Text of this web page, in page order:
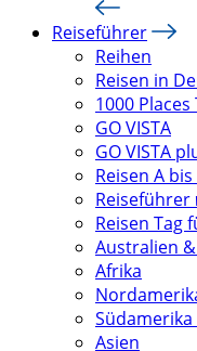
Reiseführer
Reihen
Reisen in
1000
GO VISTA
GO VISTA
Reisen A bis
Reiseführer
Reisen Tag
Australien
Afrika
Asien